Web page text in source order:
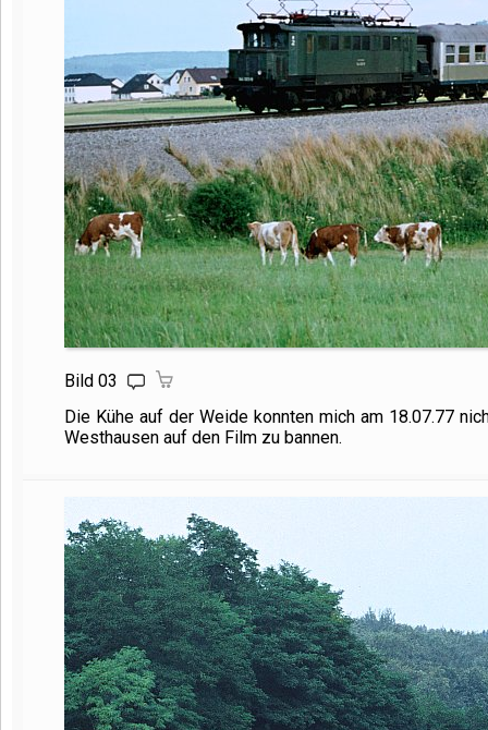
Bild 03
Die Kühe auf der Weide konnten mich am 18.07.77
Westhausen auf den Film zu bannen.